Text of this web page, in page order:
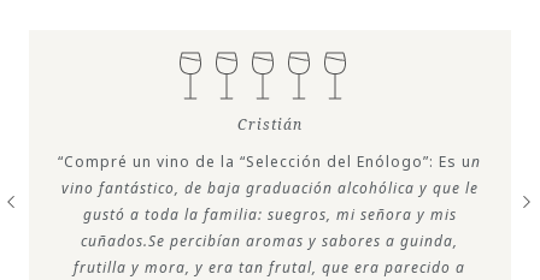
Cristián
“Compré un vino de la “Selección del Enólogo”: Es un
vino fantástico, de baja graduación alcohólica y que le
gustó a toda la familia: suegros, mi señora y mis
cuñados.Se percibían aromas y sabores a guinda,
frutilla y mora, y era tan frutal, que era parecido a